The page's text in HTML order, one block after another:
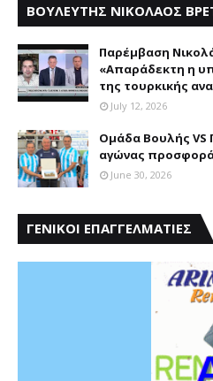
ΒΟΥΛΕΥΤΗΣ ΝΙΚΟΛΑΟΣ
Παρέμβαση
«Aπαράδεκτη η
της τουρκικής
July 12, 2026
Ομάδα Βουλής VS
αγώνας
June 30, 2026
ΓΕΝΙΚΟΙ ΕΠΑΓΓΕΛΜΑΤΙΕΣ